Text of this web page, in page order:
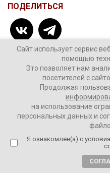
ПОДЕЛИТЬСЯ
Владимир
переговоры России и
4
Сайт использует сервис
помощью
Это позволяет нам
посетителей с
Продолжая
на использование
персональных данных и
Я ознакомлен(а) с